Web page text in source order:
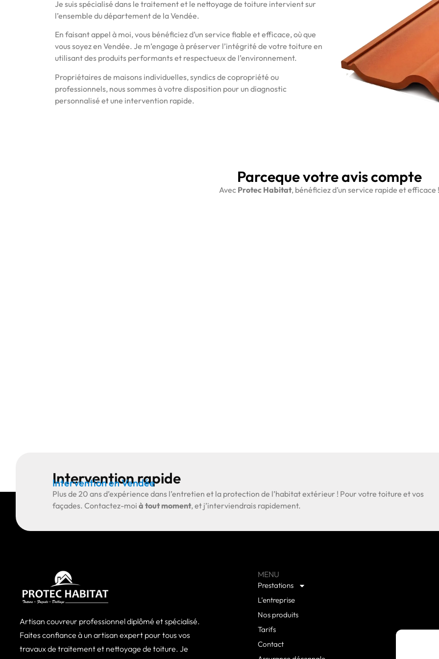
Je suis spécialisé dans le traitement et le nettoyage de toiture intervient sur
l’ensemble du département de la Vendée.
En faisant appel à moi, vous bénéficiez d’un service fiable et efficace, où que
vous soyez en Vendée. Je m’engage à préserver l’intégrité de votre toiture en
utilisant des produits performants et respectueux de l’environnement.
Propriétaires de maisons individuelles, syndics de copropriété ou
professionnels, nous sommes à votre disposition pour un diagnostic
personnalisé et une intervention rapide.
Parceque votre avis compte
Avec Protec Habitat, bénéficiez d’un service rapide et efficace !
Intervention rapide
Intervention en Vendée
Plus de 20 ans d’expérience dans l’entretien et la protection de l’habitat extérieur ! Pour votre toiture et vos
façades. Contactez-moi à tout moment, et j’interviendrais rapidement.
Artisan couvreur professionnel diplômé et spécialisé.
Faites confiance à un artisan expert pour tous vos
travaux de traitement et nettoyage de toiture. Je
MENU
Prestations
L’entreprise
Nos produits
Tarifs
Contact